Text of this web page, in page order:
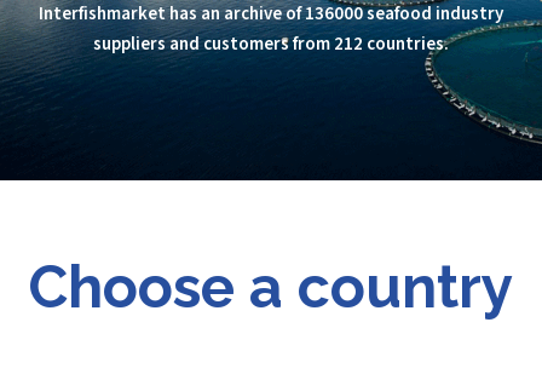
Interfishmarket has an archive of 136000 seafood industry
suppliers and customers from 212 countries.
Choose a country